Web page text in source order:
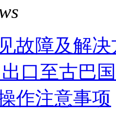
故障及解决
口至古巴
作注意事项